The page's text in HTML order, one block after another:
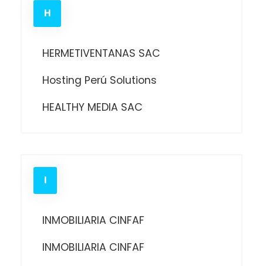
H
HERMETIVENTANAS SAC
Hosting Perú Solutions
HEALTHY MEDIA SAC
I
INMOBILIARIA CINFAF
INMOBILIARIA CINFAF